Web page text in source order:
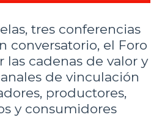
tres conferencias
conversatorio, el Foro
las cadenas de valor y
de vinculación
productores,
y consumidores